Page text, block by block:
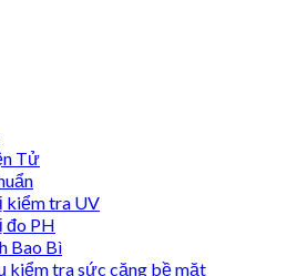
Tử
kiểm tra UV
đo PH
Bao Bì
kiểm tra sức căng bề mặt